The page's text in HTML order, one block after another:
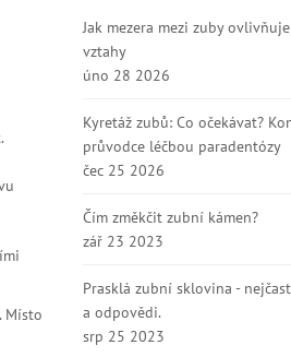
Místo
Jak mezera mezi zuby
vztahy
úno 28 2026
Kyretáž zubů: Co očekávat?
průvodce léčbou paradentózy
čec 25 2026
Čím změkčit zubní kámen?
zář 23 2023
Prasklá zubní sklovina -
a odpovědi.
srp 25 2023